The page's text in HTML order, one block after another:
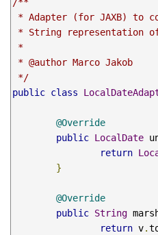
/**
* Adapter (for JAXB) to
* String representation
*
* @author Marco Jakob
*/
public class
@Override
public LocalDate
return
}
@Override
public String
return v.